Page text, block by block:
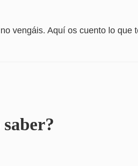
vengáis. Aquí os cuento lo que